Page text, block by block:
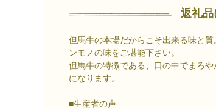
返礼品
但馬牛の本場だからこそ出来る味と
ンモノの味をご堪能下さい。
但馬牛の特徴である、口の中でまろ
になります。
■生産者の声